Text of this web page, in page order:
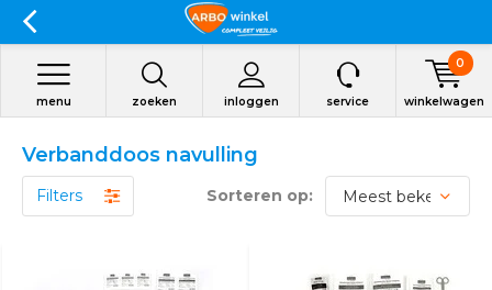
zoeken inloggen
menu service winkelwagen
0
Verbanddoos navulling
Filters Sorteren op: